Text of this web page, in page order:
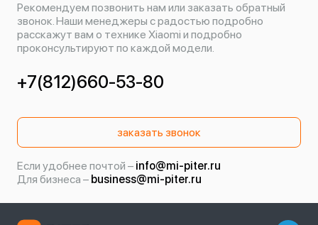
Рекомендуем позвонить нам или заказать обратный
звонок. Наши менеджеры с радостью подробно
расскажут вам о технике Xiaomi и подробно
проконсультируют по каждой модели.
+7(812)660-53-80
заказать звонок
Если удобнее почтой – info@mi-piter.ru
Для бизнеса – business@mi-piter.ru